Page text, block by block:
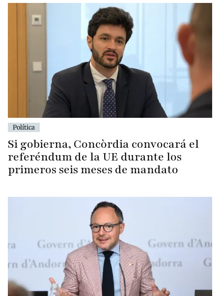
Política
Si gobierna, Concòrdia convocará el
referéndum de la UE durante los
primeros seis meses de mandato